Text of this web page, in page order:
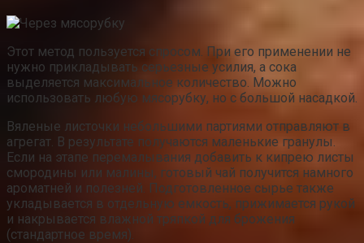
Этот метод пользуется спросом. При его применении не
нужно прикладывать серьезные усилия, а сока
выделяется максимальное количество. Можно
использовать любую мясорубку, но с большой насадкой.
Вяленые листочки небольшими партиями отправляют в
агрегат. В результате получаются маленькие гранулы.
Если на этапе перемалывания добавить к кипрею листы
смородины или малины, готовый чай получится намного
ароматней и полезней. Подготовленное сырье также
укладывается в отдельную емкость, прижимается рукой
и накрывается влажной тряпкой для брожения
(стандартное время).